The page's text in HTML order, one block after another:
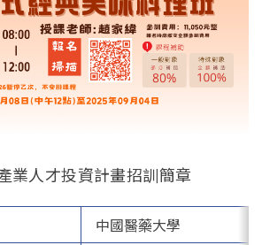
業人才投資計畫招訓簡章
中國醫藥大學